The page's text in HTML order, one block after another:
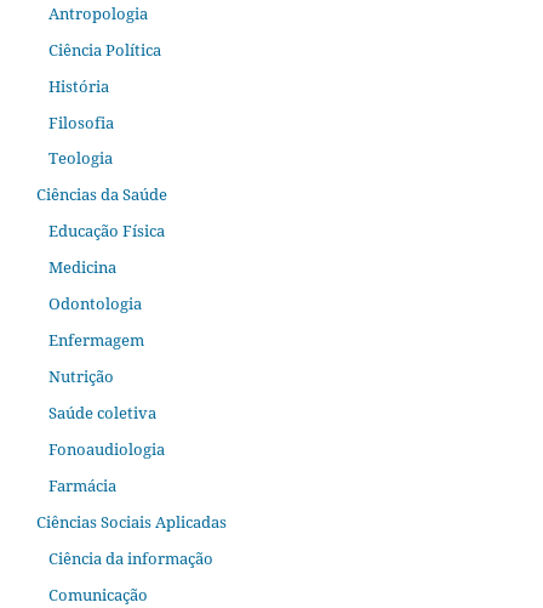
Antropologia
Ciência Política
História
Filosofia
Teologia
Ciências da Saúde
Educação Física
Medicina
Odontologia
Enfermagem
Nutrição
Saúde coletiva
Fonoaudiologia
Farmácia
Ciências Sociais Aplicadas
Ciência da informação
Comunicação